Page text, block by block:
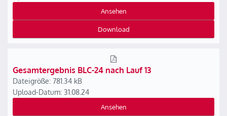
Ansehen
Download
Gesamtergebnis BLC-24 nach Lauf 13
Dateigröße: 781.34 kB
Upload-Datum: 31.08.24
Ansehen